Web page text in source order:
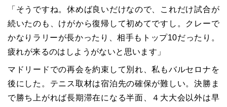
「そうですね。休めば良いだけなので、これだけ試合が
続いたのも、けがから復帰して初めてですし。クレーで
かなりラリーが長かったり、相手もトップ10だったり。
疲れが来るのはしようがないと思います」
マドリードでの再会を約束して別れ、私もバルセロナを
後にした。テニス取材は宿泊先の確保が難しい。決勝ま
で勝ち上がれば長期滞在になる半面、４大大会以外は早